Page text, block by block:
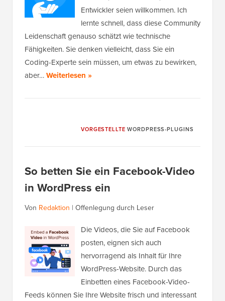
Entwickler seien willkommen. Ich
lernte schnell, dass diese Community
Leidenschaft genauso schätzt wie technische
Fähigkeiten. Sie denken vielleicht, dass Sie ein
Coding-Experte sein müssen, um etwas zu bewirken,
aber…Weiterlesen »
VORGESTELLTE WORDPRESS-PLUGINS
So betten Sie ein Facebook-Video
in WordPress ein
Von Redaktion | Offenlegung durch Leser
Die Videos, die Sie auf Facebook
posten, eignen sich auch
hervorragend als Inhalt für Ihre
WordPress-Website. Durch das
Einbetten eines Facebook-Video-
Feeds können Sie Ihre Website frisch und interessant